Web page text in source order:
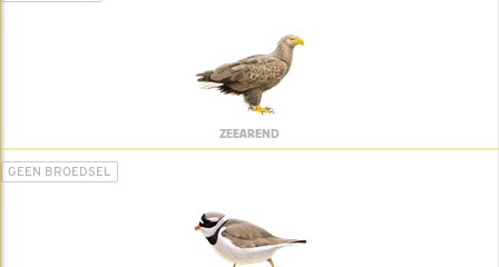
ZEEAREND
GEEN BROEDSEL